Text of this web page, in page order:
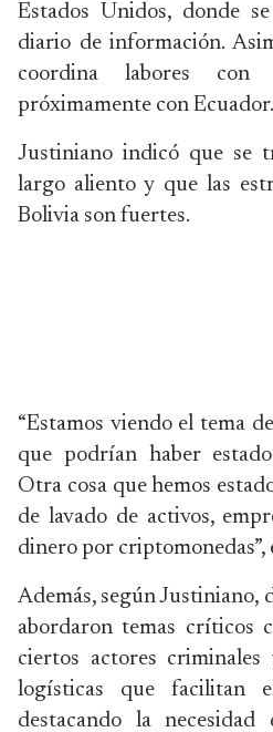
Estados Unidos, donde
diario de información.
coordina labores
próximamente con Ecuador.
Justiniano indicó que se
largo aliento y que las
Bolivia son fuertes.
“Estamos viendo el tema
que podrían haber
Otra cosa que hemos
de lavado de activos,
dinero por criptomonedas”,
Además, según Justiniano,
abordaron temas críticos
ciertos actores criminales
logísticas que facilitan
destacando la necesidad